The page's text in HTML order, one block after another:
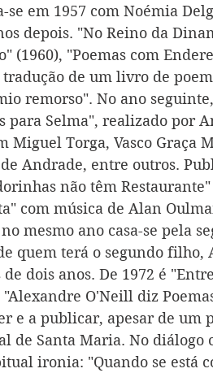
se em 1957 com Noémia
depois. "No Reino da
(1960), "Poemas com
tradução de um livro de
remorso". No ano
para Selma", realizado por
Miguel Torga, Vasco Graça
Andrade, entre outros.
não têm
com música de Alan
mesmo ano casa-se pela
quem terá o segundo filho,
dois anos. De 1972 é
O'Neill diz
e a publicar, apesar de um
de Santa Maria. No diálogo
ironia: "Quando se está